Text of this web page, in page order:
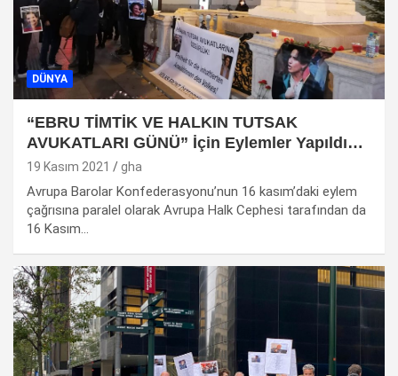
DÜNYA
“EBRU TİMTİK VE HALKIN TUTSAK
AVUKATLARI GÜNÜ” İçin Eylemler Yapıldı…
19 Kasım 2021 gha
Avrupa Barolar Konfederasyonu’nun 16 kasım’daki eylem
çağrısına paralel olarak Avrupa Halk Cephesi tarafından da
16 Kasım…